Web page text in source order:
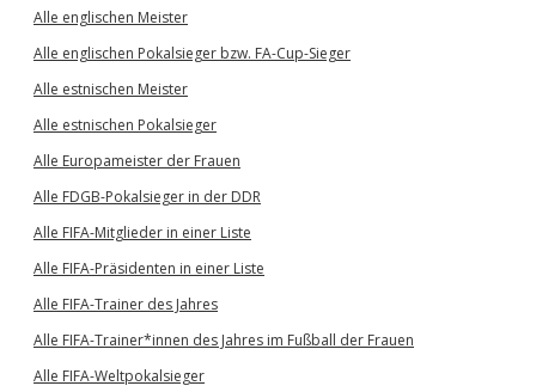
Alle englischen Meister
Alle englischen Pokalsieger bzw. FA-Cup-Sieger
Alle estnischen Meister
Alle estnischen Pokalsieger
Alle Europameister der Frauen
Alle FDGB-Pokalsieger in der DDR
Alle FIFA-Mitglieder in einer Liste
Alle FIFA-Präsidenten in einer Liste
Alle FIFA-Trainer des Jahres
Alle FIFA-Trainer*innen des Jahres im Fußball der Frauen
Alle FIFA-Weltpokalsieger